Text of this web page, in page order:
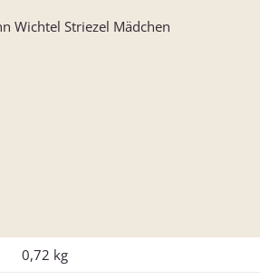
Wichtel Striezel Mädchen
0,72 kg